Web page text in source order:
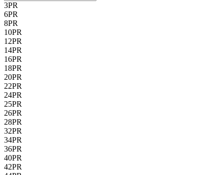
3PR
6PR
8PR
10PR
12PR
14PR
16PR
18PR
20PR
22PR
24PR
25PR
26PR
28PR
32PR
34PR
36PR
40PR
42PR